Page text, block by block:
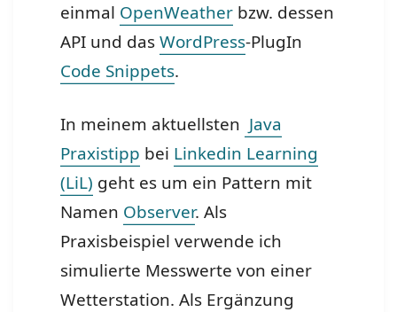
einmal OpenWeather bzw. dessen
API und dasWordPress-PlugIn
Code Snippets.
In meinem aktuellsten Java
Praxistipp bei Linkedin Learning
(LiL) geht es um ein Pattern mit
Namen Observer. Als
Praxisbeispiel verwende ich
simulierte Messwerte von einer
Wetterstation. Als Ergänzung